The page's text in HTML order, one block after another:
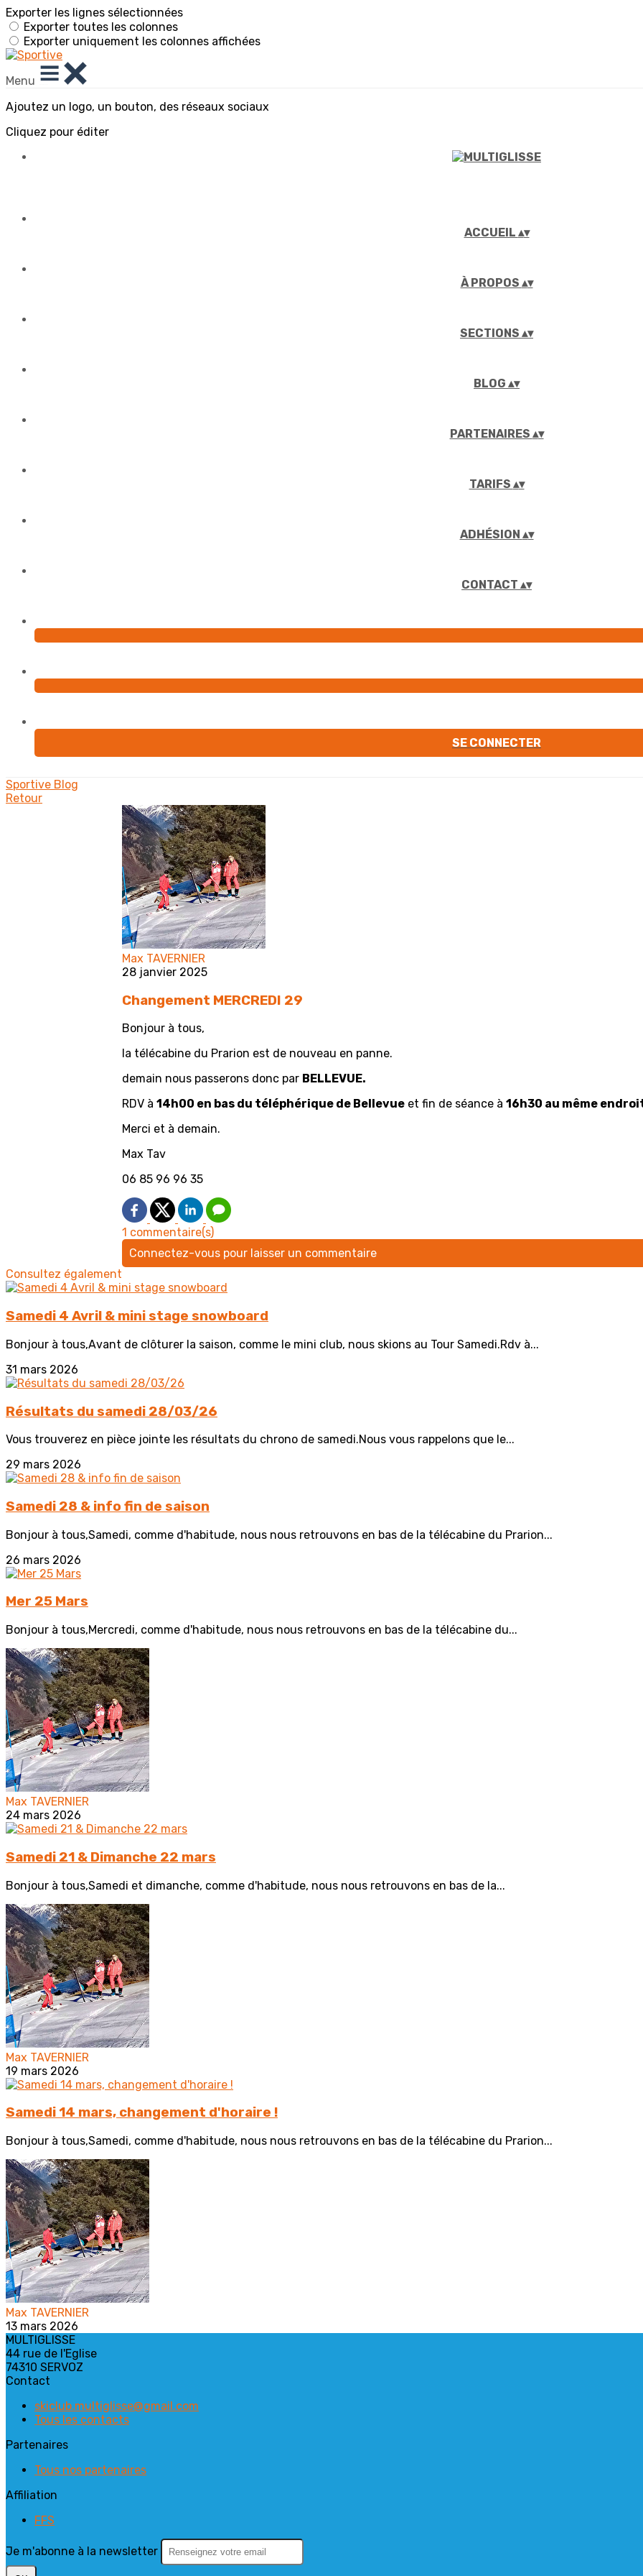
Exporter les lignes sélectionnées
Exporter toutes les colonnes
Exporter uniquement les colonnes affichées
Menu
Ajoutez un logo, un bouton, des réseaux sociaux
Cliquez pour éditer
ACCUEIL ▴▾
À PROPOS ▴▾
SECTIONS ▴▾
BLOG ▴▾
PARTENAIRES ▴▾
TARIFS ▴▾
ADHÉSION ▴▾
CONTACT ▴▾
SE CONNECTER
Sportive Blog
Retour
Max TAVERNIER
28 janvier 2025
Changement MERCREDI 29
Bonjour à tous,
la télécabine du Prarion est de nouveau en panne.
demain nous passerons donc par BELLEVUE.
RDV à 14h00 en bas du téléphérique de Bellevue et fin de séance à 16h30 au même
Merci et à demain.
Max Tav
06 85 96 96 35
1 commentaire(s)
Connectez-vous pour laisser un commentaire
Consultez également
Samedi 4 Avril & mini stage snowboard
Bonjour à tous,Avant de clôturer la saison, comme le mini club, nous skions au Tour Samedi.Rdv à...
31 mars 2026
Résultats du samedi 28/03/26
Vous trouverez en pièce jointe les résultats du chrono de samedi.Nous vous rappelons que le...
29 mars 2026
Samedi 28 & info fin de saison
Bonjour à tous,Samedi, comme d'habitude, nous nous retrouvons en bas de la télécabine du Prarion...
26 mars 2026
Mer 25 Mars
Bonjour à tous,Mercredi, comme d'habitude, nous nous retrouvons en bas de la télécabine du...
Max TAVERNIER
24 mars 2026
Samedi 21 & Dimanche 22 mars
Bonjour à tous,Samedi et dimanche, comme d'habitude, nous nous retrouvons en bas de la...
Max TAVERNIER
19 mars 2026
Samedi 14 mars, changement d'horaire !
Bonjour à tous,Samedi, comme d'habitude, nous nous retrouvons en bas de la télécabine du Prarion...
Max TAVERNIER
13 mars 2026
MULTIGLISSE
44 rue de l'Eglise
74310 SERVOZ
Contact
skiclub.multiglisse@gmail.com
Tous les contacts
Partenaires
Tous nos partenaires
Affiliation
FFS
Je m'abonne à la newsletter